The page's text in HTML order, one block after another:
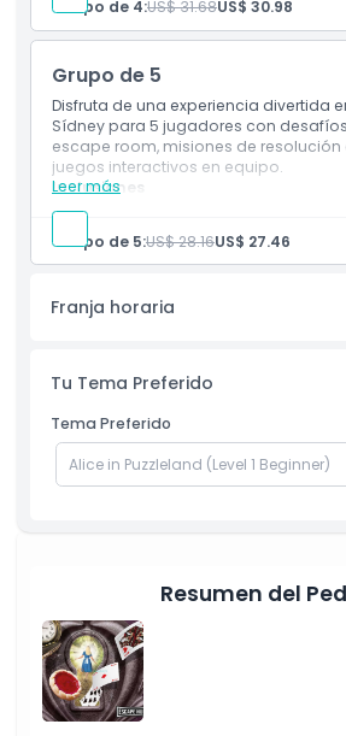
Foto temática y disfraz después
Grupo de 4:US$ 31.68US$ 30.98
Grupo de 5
Disfruta de una experiencia divertida
Sídney para 5 jugadores con
escape room, misiones de resolución
juegos interactivos en equipo.
Leer más
Inclusiones
Experiencia de room escape
Té, café, agua y galletas de
Foto temática y disfraz después
Grupo de 5:US$ 28.16US$ 27.46
Franja horaria
Tu Tema Preferido
Tema Preferido
Resumen del